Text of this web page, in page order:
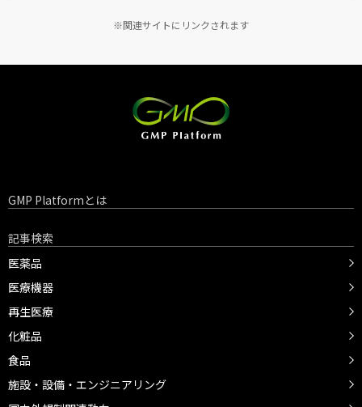
※関連サイトにリンクされます
GMP Platformとは
記事検索
医薬品
医療機器
再生医療
化粧品
食品
施設・設備・エンジニアリング